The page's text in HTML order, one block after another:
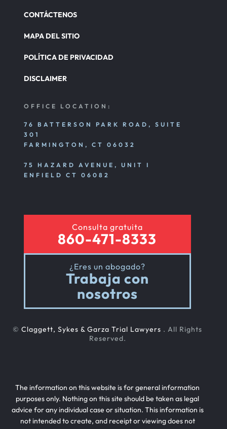
CONTÁCTENOS
MAPA DEL SITIO
POLÍTICA DE PRIVACIDAD
DISCLAIMER
OFFICE LOCATION:
76 BATTERSON PARK ROAD, SUITE
301
FARMINGTON, CT 06032
75 HAZARD AVENUE, UNIT I
ENFIELD CT 06082
Consulta gratuita
860-471-8333
¿Eres un abogado?
Trabaja con
nosotros
© Claggett, Sykes & Garza Trial Lawyers . All Rights
Reserved.
The information on this website is for general information
purposes only. Nothing on this site should be taken as legal
advice for any individual case or situation. This information is
not intended to create, and receipt or viewing does not